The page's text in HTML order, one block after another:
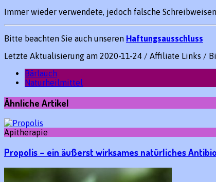
Immer wieder verwendete, jedoch falsche Schreibweisen
Bitte beachten Sie auch unseren Haftungsausschluss
Letzte Aktualisierung am 2020-11-24 / Affiliate Links /
Bärlauch
Naturheilmittel
Ähnliche Artikel
Apitherapie
Propolis – ein äußerst wirksames natürliches